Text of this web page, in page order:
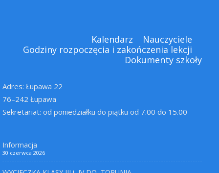
Kalendarz
Nauczyciele
Godziny rozpoczęcia i zakończenia lekcji
Dokumenty szkoły
Adres: Łupawa 22
76–242 Łupawa
Sekretariat: od poniedziałku do piątku od 7.00 do 15.00
Informacja
30 czerwca 2026